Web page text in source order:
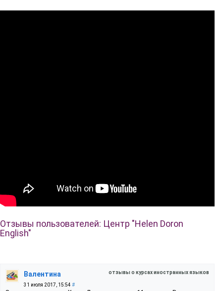
Отзывы пользователей: Центр "Helen Doron
English"
отзывы о курсах иностранных языков
Валентина
31 июля 2017, 15:54 #